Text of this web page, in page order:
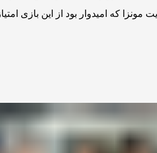
از این بازی امتیاز کسب کند با شکست 14 امتیازی